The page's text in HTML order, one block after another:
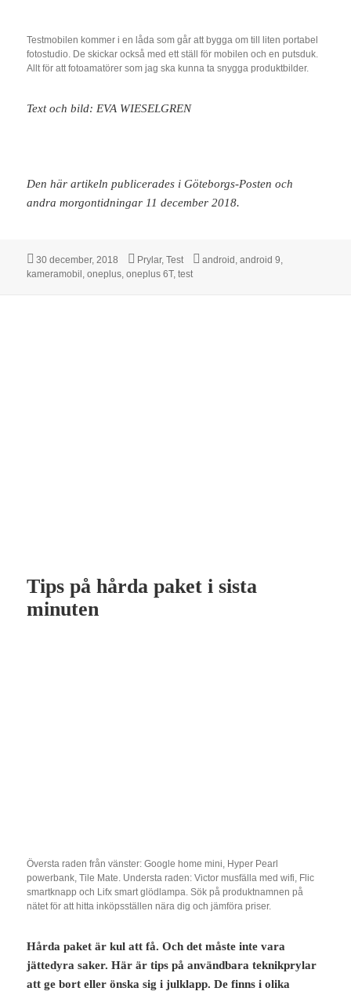
Testmobilen kommer i en låda som går att bygga om till liten portabel
fotostudio. De skickar också med ett ställ för mobilen och en putsduk.
Allt för att fotoamatörer som jag ska kunna ta snygga produktbilder.
Text och bild: EVA WIESELGREN
Den här artikeln publicerades i Göteborgs-Posten och
andra morgontidningar 11 december 2018.
Postat
30 december, 2018 Kategorier
Prylar,Test Taggar
android ,android 9,
kameramobil ,oneplus,oneplus 6T,test
Tips på hårda paket i sista
minuten
Översta raden från vänster: Google home mini, Hyper Pearl
powerbank, Tile Mate. Understa raden: Victor musfälla med wifi, Flic
smartknapp och Lifx smart glödlampa. Sök på produktnamnen på
nätet för att hitta inköpsställen nära dig och jämföra priser.
Hårda paket är kul att få. Och det måste inte vara
jättedyra saker. Här är tips på användbara teknikprylar
att ge bort eller önska sig i julklapp. De finns i olika